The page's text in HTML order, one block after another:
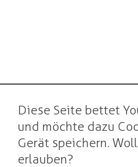
Diese Seite bettet
und möchte dazu
Gerät speichern.
erlauben?